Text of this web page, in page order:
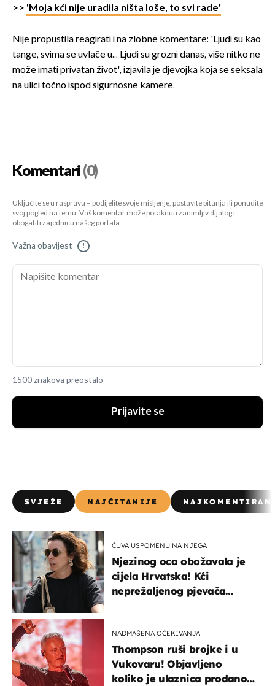
>> 'Moja kći nije uradila ništa loše, to svi rade'
Nije propustila reagirati i na zlobne komentare: 'Ljudi su kao
tange, svima se uvlače u... Ljudi su grozni danas, više nitko ne
može imati privatan život', izjavila je djevojka koja se seksala
na ulici točno ispod sigurnosne kamere.
Komentari(0)
Uključite se u raspravu – podijelite svoje mišljenje, postavite pitanja ili ponudite
svoj pogled na temu. Vaš komentar može potaknuti zanimljiv dijalog i
obogatiti zajednicu našeg portala.
Važna obavijest !
1500 znakova preostalo
Prijavite se
SVJEŽE NAJČITANIJE
ČUVA USPOMENU NA NJEGA
Njezinog oca obožavala je
cijela Hrvatska! Kći
neprežaljenog pjevača
NADMAŠENA OČEKIVANJA
Thompson ruši brojke i u
Vukovaru! Objavljeno
koliko je ulaznica prodano